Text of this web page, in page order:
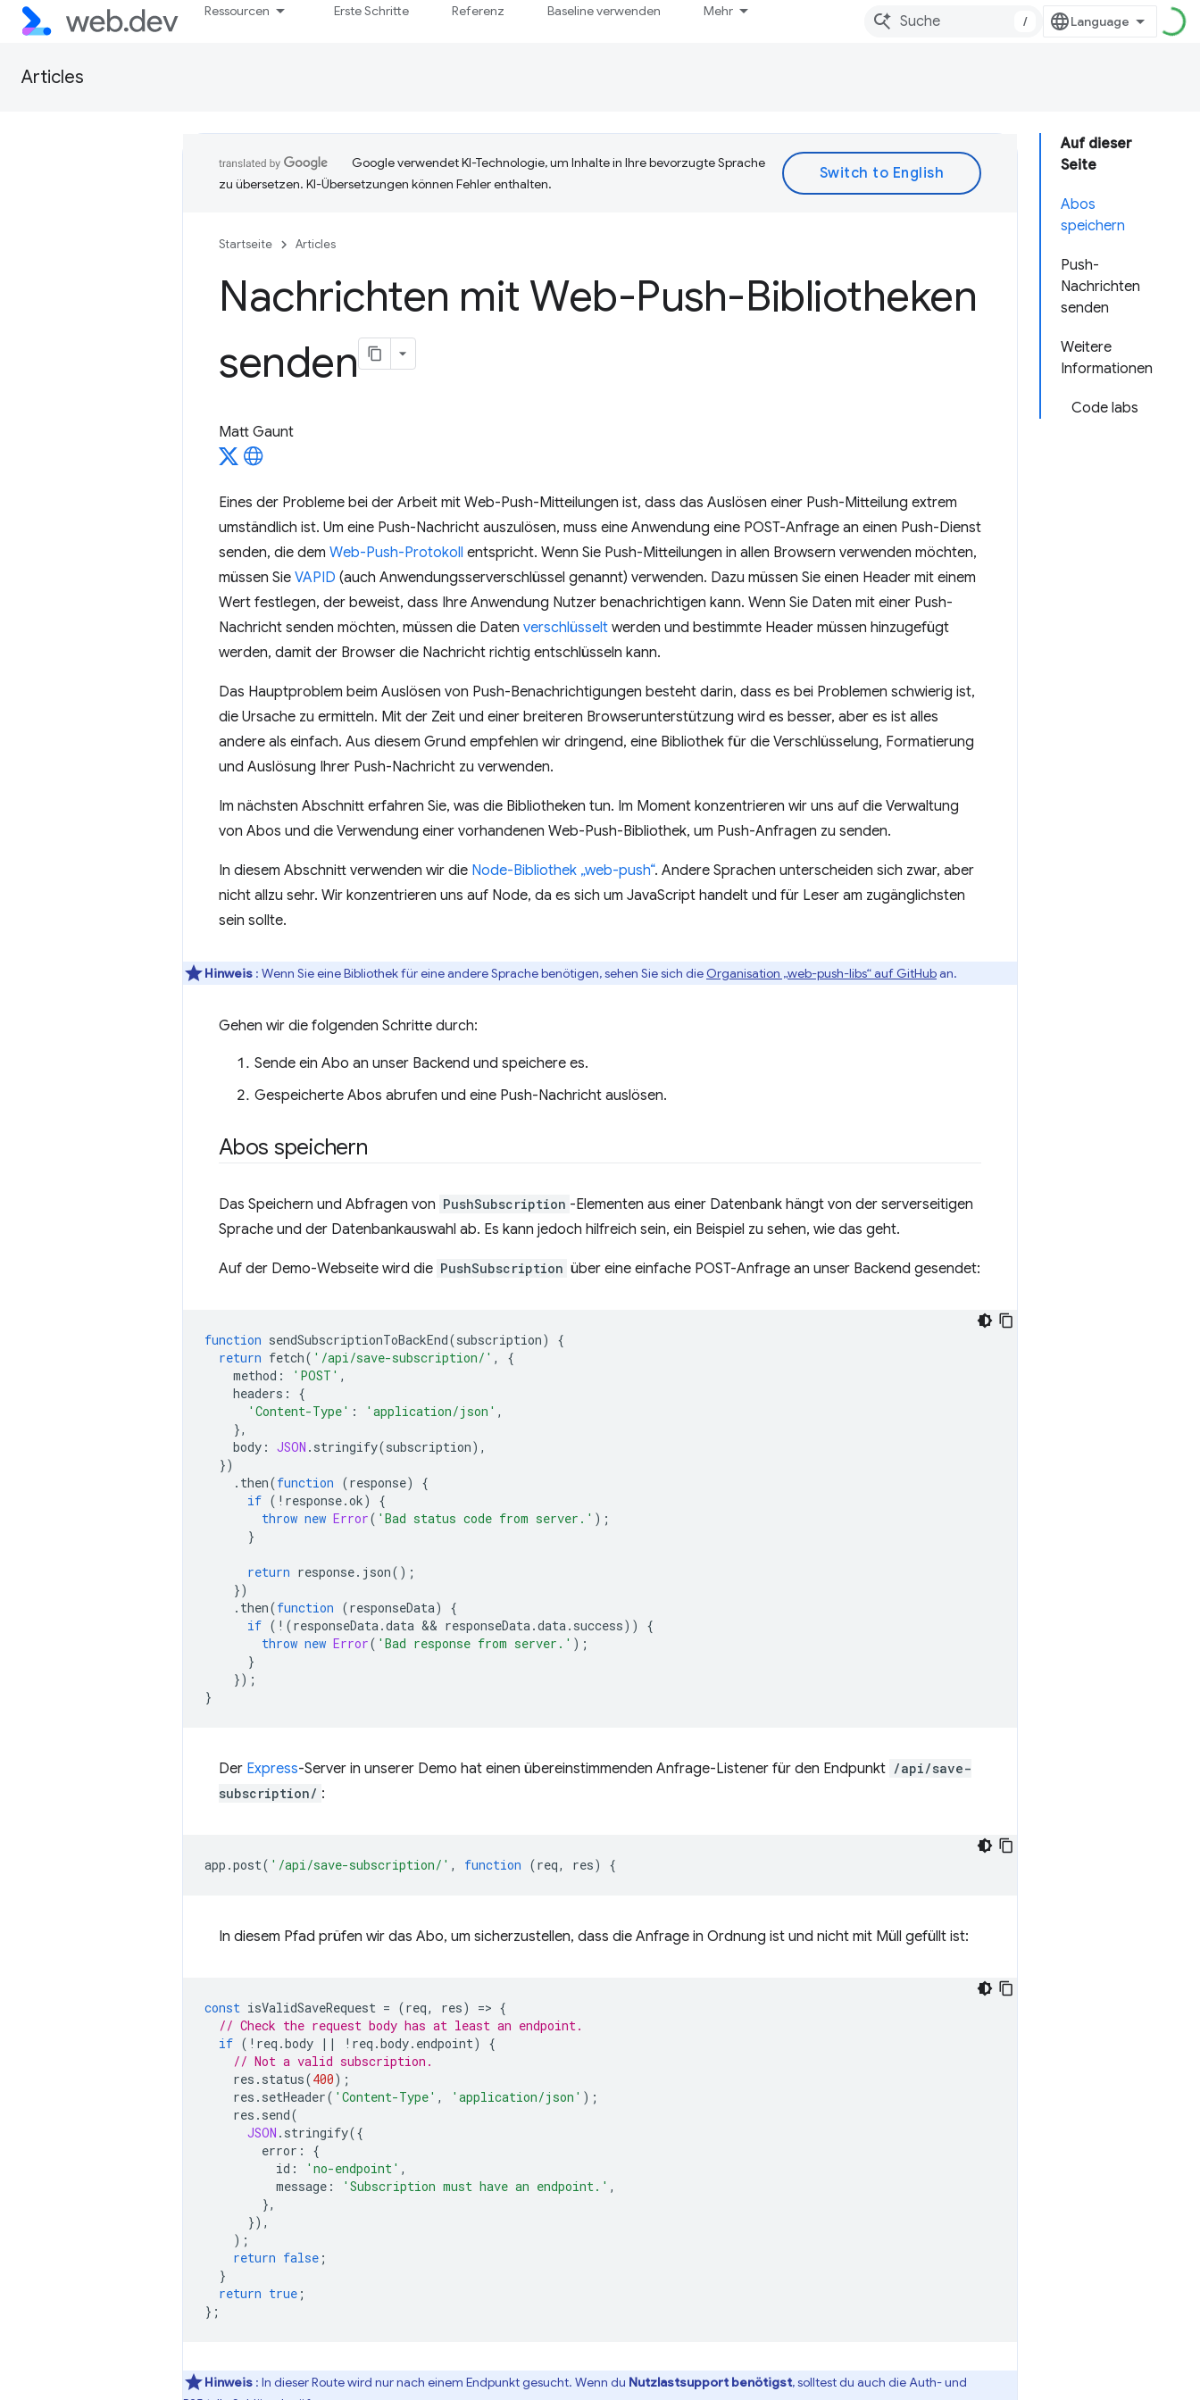
Ressourcen Erste Schritte Referenz Baseline verwenden Mehr
/
Articles
Auf dieser
Seite
Abos
speichern
Push-
Nachrichten
senden
Weitere
Informationen
Code labs
Google verwendet KI-Technologie, um Inhalte in Ihre bevorzugte Sprache
zu übersetzen. KI-Übersetzungen können Fehler enthalten.
Startseite Articles
Nachrichten mit Web-Push-Bibliotheken
senden
Matt Gaunt
Eines der Probleme bei der Arbeit mit Web-Push-Mitteilungen ist, dass das Auslösen einer Push-Mitteilung extrem
umständlich ist. Um eine Push-Nachricht auszulösen, muss eine Anwendung eine POST-Anfrage an einen Push-Dienst
senden, die dem Web-Push-Protokoll entspricht. Wenn Sie Push-Mitteilungen in allen Browsern verwenden möchten,
müssen Sie VAPID (auch Anwendungsserverschlüssel genannt) verwenden. Dazu müssen Sie einen Header mit einem
Wert festlegen, der beweist, dass Ihre Anwendung Nutzer benachrichtigen kann. Wenn Sie Daten mit einer Push-
Nachricht senden möchten, müssen die Daten verschlüsselt werden und bestimmte Header müssen hinzugefügt
werden, damit der Browser die Nachricht richtig entschlüsseln kann.
Das Hauptproblem beim Auslösen von Push-Benachrichtigungen besteht darin, dass es bei Problemen schwierig ist,
die Ursache zu ermitteln. Mit der Zeit und einer breiteren Browserunterstützung wird es besser, aber es ist alles
andere als einfach. Aus diesem Grund empfehlen wir dringend, eine Bibliothek für die Verschlüsselung, Formatierung
und Auslösung Ihrer Push-Nachricht zu verwenden.
Im nächsten Abschnitt erfahren Sie, was die Bibliotheken tun. Im Moment konzentrieren wir uns auf die Verwaltung
von Abos und die Verwendung einer vorhandenen Web-Push-Bibliothek, um Push-Anfragen zu senden.
In diesem Abschnitt verwenden wir die Node-Bibliothek „web-push“. Andere Sprachen unterscheiden sich zwar, aber
nicht allzu sehr. Wir konzentrieren uns auf Node, da es sich um JavaScript handelt und für Leser am zugänglichsten
sein sollte.
Hinweis : Wenn Sie eine Bibliothek für eine andere Sprache benötigen, sehen Sie sich die Organisation „web-push-libs“ auf GitHuban.
Gehen wir die folgenden Schritte durch:
Sende ein Abo an unser Backend und speichere es.
Gespeicherte Abos abrufen und eine Push-Nachricht auslösen.
Abos speichern
Das Speichern und Abfragen von PushSubscription -Elementen aus einer Datenbank hängt von der serverseitigen
Sprache und der Datenbankauswahl ab. Es kann jedoch hilfreich sein, ein Beispiel zu sehen, wie das geht.
Auf der Demo-Webseite wird die PushSubscription über eine einfache POST-Anfrage an unser Backend gesendet:
function sendSubscriptionToBackEnd(subscription)
{
return fetch( '/api/save-subscription/' ,
{
method : 'POST' ,
headers :
{
'Content-Type' : 'application/json' ,
},
body : JSON . stringify(subscription),
})
. then(function (response)
{
if ( ! response.ok)
{
throw new Error( 'Bad status code from server.' );
}
return response. json();
})
. then(function (responseData)
{
if ( ! (responseData.data && responseData.data. success))
{
throw new Error( 'Bad response from server.' );
}
});
}
Der Express-Server in unserer Demo hat einen übereinstimmenden Anfrage-Listener für den Endpunkt /api/save-
subscription/ :
app .post( '/api/save-subscription/' , function (req, res) {
In diesem Pfad prüfen wir das Abo, um sicherzustellen, dass die Anfrage in Ordnung ist und nicht mit Müll gefüllt ist:
const isValidSaveRequest = (req, res) => {
// Check the request body has at least an endpoint.
if ( ! req .body || ! req .body. endpoint)
{
// Not a valid subscription.
res . status(400);
res . setHeader( 'Content-Type' , 'application/json' );
res . send(
JSON . stringify({
error :
{
id : 'no-endpoint' ,
message : 'Subscription must have an endpoint.' ,
},
}),
);
return false ;
}
return true ;
};
Hinweis : In dieser Route wird nur nach einem Endpunkt gesucht. Wenn du Nutzlastsupport benötigst, solltest du auch die Auth- und